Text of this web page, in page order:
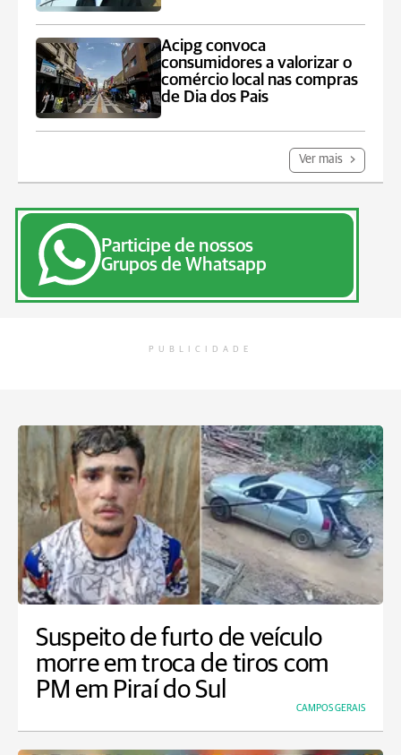
Acipg convoca
consumidores a valorizar o
comércio local nas compras
de Dia dos Pais
Ver mais
Participe de nossos
Grupos de Whatsapp
PUBLICIDADE
Suspeito de furto de veículo
morre em troca de tiros com
PM em Piraí do Sul
CAMPOS GERAIS